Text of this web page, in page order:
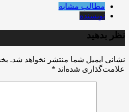
مطالب مشابه
نویسنده
نظر بدهید
نشانی ایمیل شما منتشر نخواهد شد.
علامت‌گذاری شده‌اند *